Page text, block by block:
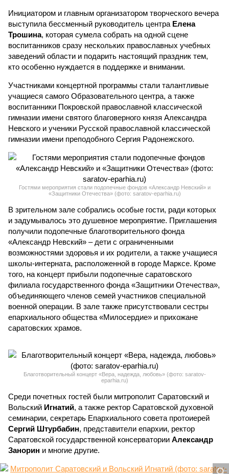
Инициатором и главным организатором творческого вечера
выступила бессменный руководитель центра Елена
Трошина, которая сумела собрать на одной сцене
воспитанников сразу нескольких православных учебных
заведений области и подарить настоящий праздник тем,
кто особенно нуждается в поддержке и внимании.
Участниками концертной программы стали талантливые
учащиеся самого Образовательного центра, а также
воспитанники Покровской православной классической
гимназии имени святого благоверного князя Александра
Невского и ученики Русской православной классической
гимназии имени преподобного Сергия Радонежского.
Гостями мероприятия стали подопечные фондов «Александр Невский» и
«Защитники Отечества» (фото: saratov-eparhia.ru)
В зрительном зале собрались особые гости, ради которых
и задумывалось это душевное мероприятие. Приглашения
получили подопечные благотворительного фонда
«Александр Невский» – дети с ограниченными
возможностями здоровья и их родители, а также учащиеся
школы-интерната, расположенной в городе Марксе. Кроме
того, на концерт прибыли подопечные саратовского
филиала государственного фонда «Защитники Отечества»,
объединяющего членов семей участников специальной
военной операции. В зале также присутствовали сестры
епархиального общества «Милосердие» и прихожане
саратовских храмов.
Благотворительный концерт «Вера, надежда, любовь» (фото: saratov-
eparhia.ru)
Среди почетных гостей были митрополит Саратовский и
Вольский Игнатий, а также ректор Саратовской духовной
семинарии, секретарь Епархиального совета протоиерей
Сергий Штурбабин, представители епархии, ректор
Саратовской государственной консерватории Александр
Занорин и многие другие.